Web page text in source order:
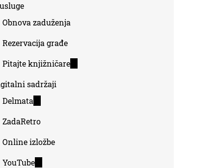
Obnova zaduženja
Rezervacija građe
Pitajte knjižničare(link
sadržaji
Delmata
external)
ZadaRetro
Online izložbe
YouTube(link